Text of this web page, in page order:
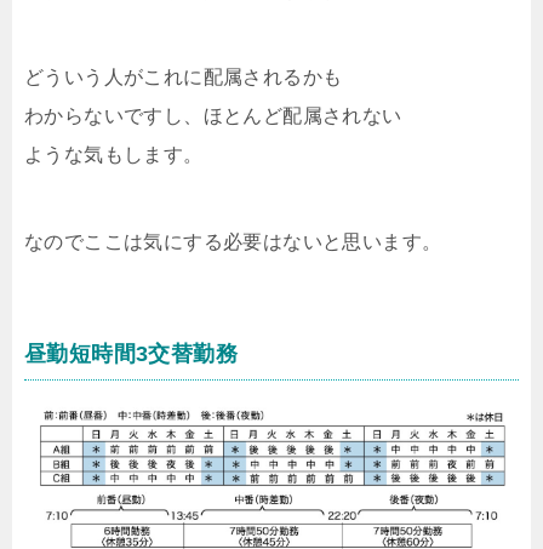
どういう人がこれに配属されるかも
わからないですし、ほとんど配属されない
ような気もします。
なのでここは気にする必要はないと思います。
昼勤短時間3交替勤務